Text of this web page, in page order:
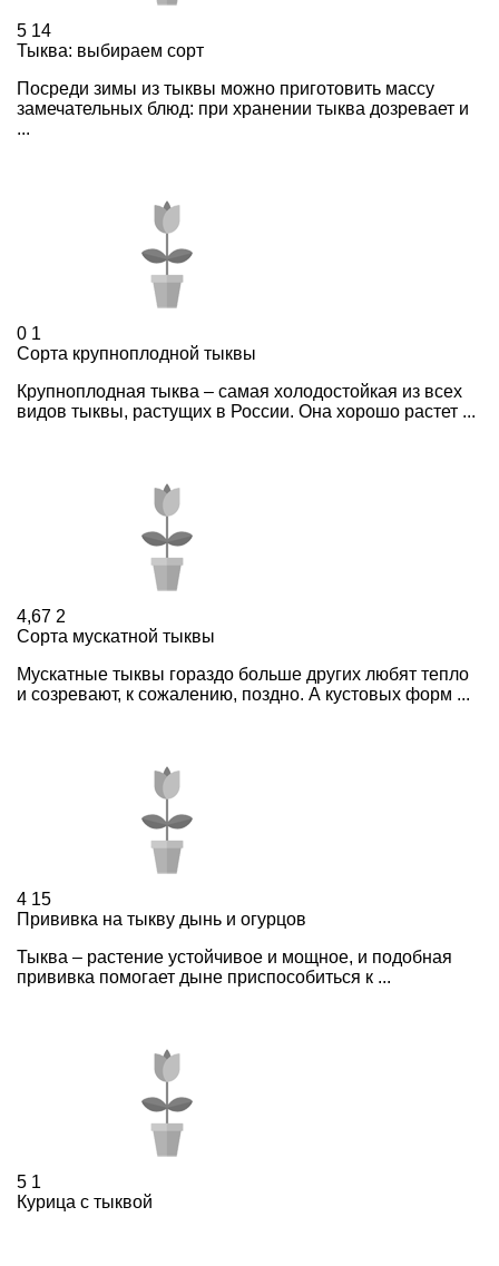
5 14
Тыква: выбираем сорт
Посреди зимы из тыквы можно приготовить массу
замечательных блюд: при хранении тыква дозревает и
...
0 1
Сорта крупноплодной тыквы
Крупноплодная тыква – самая холодостойкая из всех
видов тыквы, растущих в России. Она хорошо растет ...
4,67 2
Сорта мускатной тыквы
Мускатные тыквы гораздо больше других любят тепло
и созревают, к сожалению, поздно. А кустовых форм ...
4 15
Прививка на тыкву дынь и огурцов
Тыква – растение устойчивое и мощное, и подобная
прививка помогает дыне приспособиться к ...
5 1
Курица с тыквой